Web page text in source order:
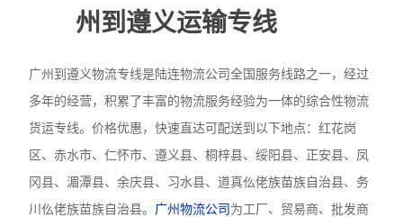
州到遵义运输专线
广州到遵义物流专线是陆连物流公司全国服务线路之一，经过
多年的经营，积累了丰富的物流服务经验为一体的综合性物流
货运专线。价格优惠，快速直达可配送到以下地点：红花岗
区、赤水市、仁怀市、遵义县、桐梓县、绥阳县、正安县、凤
冈县、湄潭县、余庆县、习水县、道真仫佬族苗族自治县、务
川仫佬族苗族自治县。 广州物流公司为工厂、贸易商、批发商